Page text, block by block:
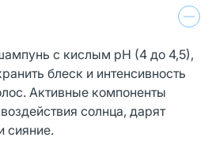
с кислым рН (4 до 4,5),
блеск и интенсивность
Активные компоненты
солнца, дарят
сияние.